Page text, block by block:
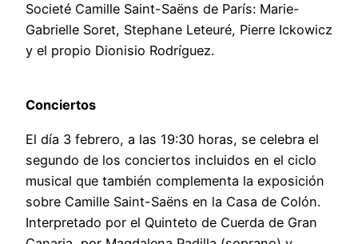
Societé Camille Saint-Saëns de París: Marie-
Gabrielle Soret, Stephane Leteuré, Pierre Ickowicz
y el propio Dionisio Rodríguez.
Conciertos
El día 3 febrero, a las 19:30 horas, se celebra el
segundo de los conciertos incluidos en el ciclo
musical que también complementa la exposición
sobre Camille Saint-Saëns en la Casa de Colón.
Interpretado por el Quinteto de Cuerda de Gran